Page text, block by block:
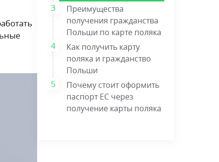
Преимущества
получения гражданства
Польши по карте поляка
Как получить карту
поляка и гражданство
Польши
Почему стоит оформить
паспорт ЕС через
получение карты поляка